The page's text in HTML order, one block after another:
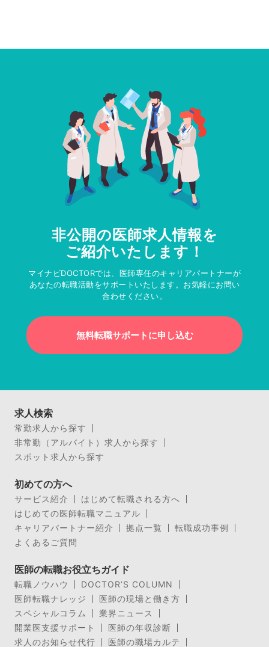
非公開の医師求人情報を
ご紹介いたします！
マイナビDOCTORでは、医師専任のキャリアパートナーが
あなたの転職活動をサポートいたします。お気軽にお問い
合わせください。
無料転職サポートに申し込む
求人検索
常勤求人から探す
非常勤（アルバイト）求人から探す
スポット求人から探す
初めての方へ
サービス紹介
はじめて転職される方へ
はじめての医師転職マニュアル
キャリアパートナー紹介
拠点一覧
転職成功事例
よくあるご質問
医師の転職お役立ちガイド
転職ノウハウ
DOCTOR’S COLUMN
医師転職ナレッジ
医師の現場と働き方
スペシャルコラム
業界ニュース
開業医支援サポート
医師の年収診断
求人のお知らせ代行
医師の職場カルテ